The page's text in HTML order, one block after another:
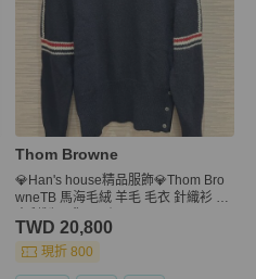
Thom Browne
💎Han's house精品服飾💎Thom Bro
wneTB 馬海毛絨 羊毛 毛衣 針織衫 義
TWD 20,800
現折 800